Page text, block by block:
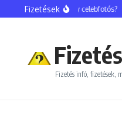
Ugrás a tartalomhoz
Fizetések
Mennyit keres egy celebfotós?
Fizetés infó, fizetések,